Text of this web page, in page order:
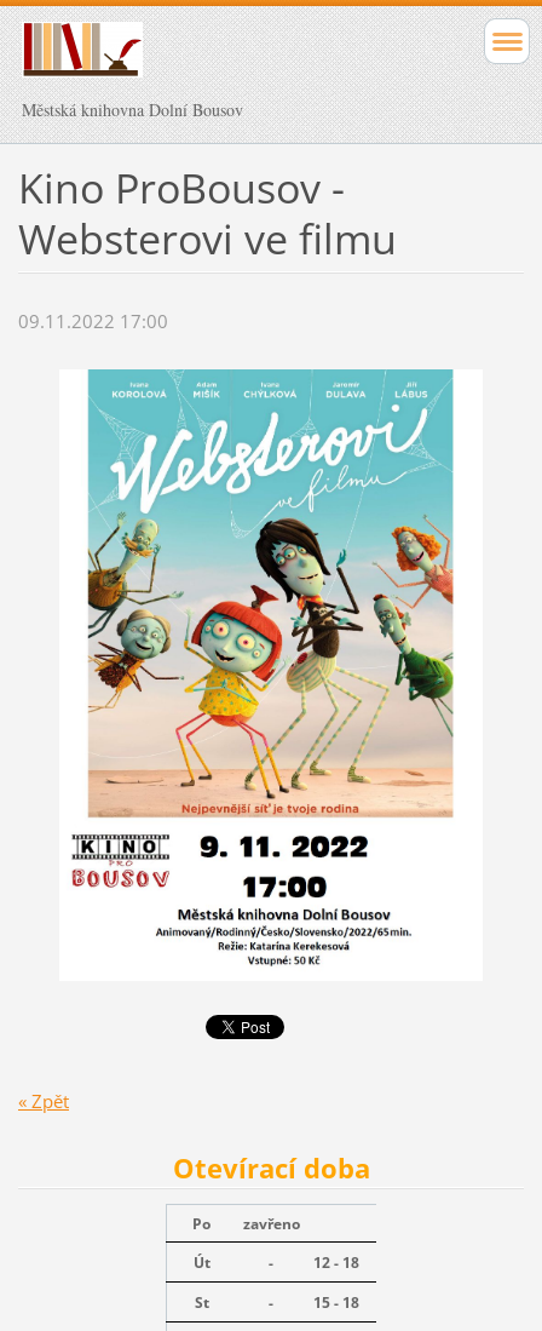
Městská knihovna Dolní Bousov
Kino ProBousov -
Websterovi ve filmu
09.11.2022 17:00
« Zpět
Otevírací doba
Po
zavřeno
Út
-
12 - 18
St
-
15 - 18